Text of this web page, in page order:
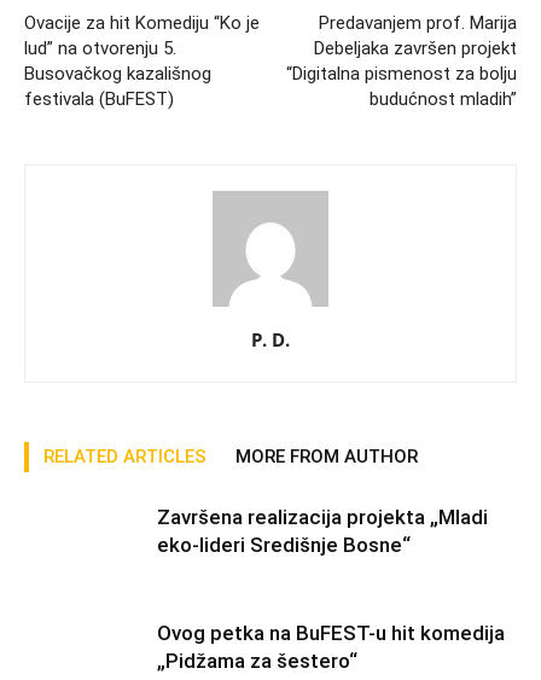
Ovacije za hit Komediju “Ko je
lud” na otvorenju 5.
Busovačkog kazališnog
festivala (BuFEST)
Predavanjem prof. Marija
Debeljaka završen projekt
“Digitalna pismenost za bolju
budućnost mladih”
P. D.
RELATED ARTICLES MORE FROM AUTHOR
Završena realizacija projekta „Mladi
eko-lideri Središnje Bosne“
Ovog petka na BuFEST-u hit komedija
„Pidžama za šestero“